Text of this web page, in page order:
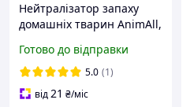
Нейтралізатор запаху
домашніх тварин AnimAll,
Готово до відправки
5.0 (1)
від21 ₴/міс